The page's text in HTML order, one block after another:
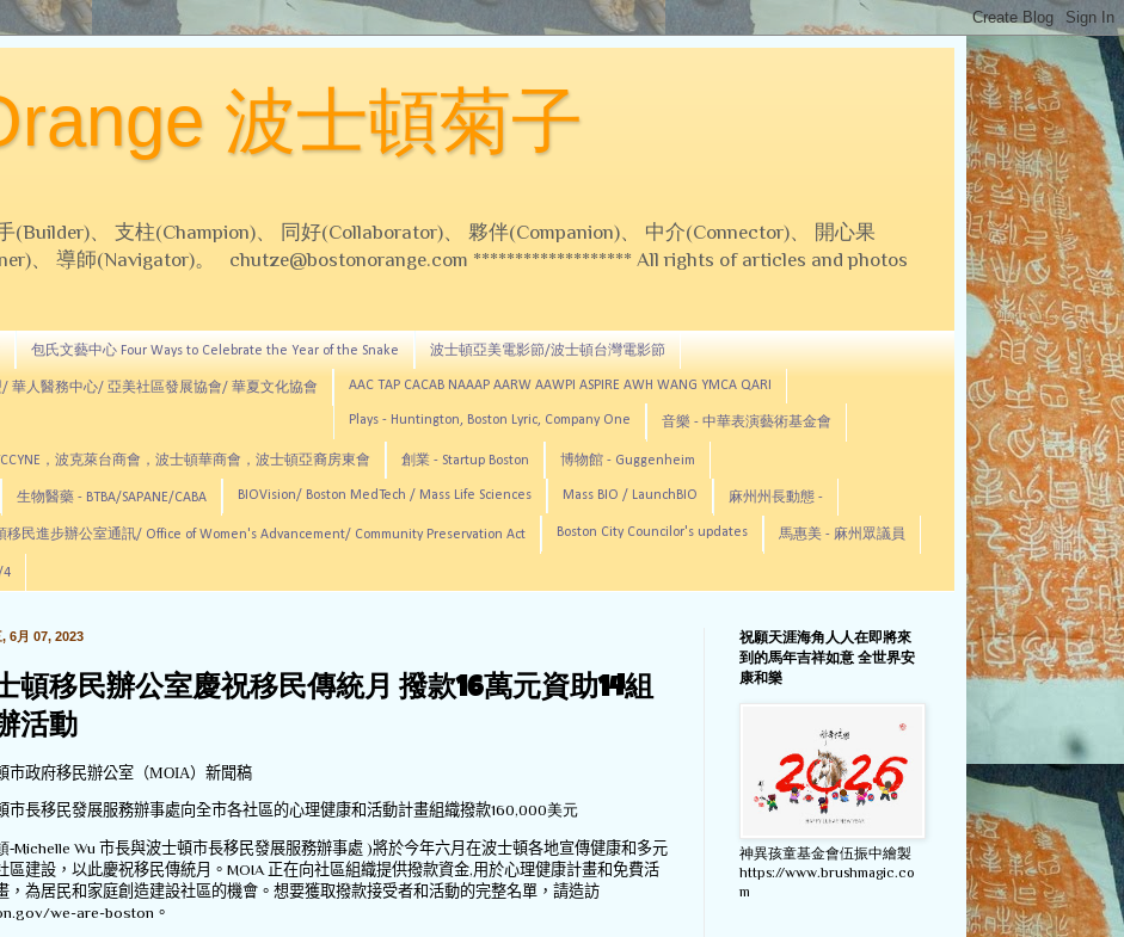
波士頓菊子
(Builder)、 支柱(Champion)、 同好(Collaborator)、 夥伴(Companion)、 中介(Connector)、 開心果
、 導師(Navigator)。 chutze@bostonorange.com ******************* All rights of articles and photos
包氏文藝中心 Four Ways to Celebrate the Year of the Snake 波士頓亞美電影節/波士頓台灣電影節
華人醫務中心/ 亞美社區發展協會/ 華夏文化協會 AAC TAP CACAB NAAAP AARW AAWPI ASPIRE AWH WANG YMCA QARI
Plays - Huntington, Boston Lyric, Company One 音樂 - 中華表演藝術基金會
，波克萊台商會，波士頓華商會，波士頓亞裔房東會 創業 - Startup Boston 博物館 - Guggenheim
生物醫藥 - BTBA/SAPANE/CABA BIOVision/ Boston MedTech / Mass Life Sciences Mass BIO / LaunchBIO 麻州州長動態 -
移民進步辦公室通訊/ Office of Women's Advancement/ Community Preservation Act Boston City Councilor's updates 馬惠美 - 麻州眾議員
4
6月 07, 2023
頓移民辦公室慶祝移民傳統月 撥款16萬元資助14組
活動
市政府移民辦公室（MOIA）新聞稿
市長移民發展服務辦事處向全市各社區的心理健康和活動計畫組織撥款160,000美元
-Michelle Wu 市長與波士頓市長移民發展服務辦事處 )將於今年六月在波士頓各地宣傳健康和多元
區建設，以此慶祝移民傳統月。 MOIA 正在向社區組織提供撥款資金,用於心理健康計畫和免費活
，為居民和家庭創造建設社區的機會。想要獲取撥款接受者和活動的完整名單，請造訪
we-are-boston 。
祝願天涯海角人人在即將來
到的馬年吉祥如意 全世界安
康和樂
神異孩童基金會伍振中繪製
https://www.brushmagic.co
m